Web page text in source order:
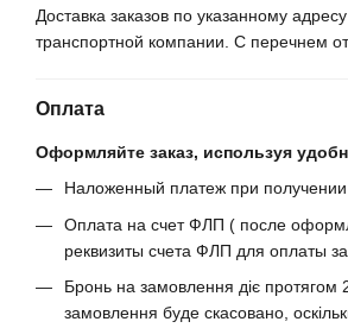
Доставка заказов по указанному
транспортной компании. С перечнем
Оплата
Оформляйте заказ, используя
Наложенный платеж при получении
Оплата на счет ФЛП ( после
реквизиты счета ФЛП для оплаты
Бронь на замовлення діє протягом
замовлення буде скасовано,